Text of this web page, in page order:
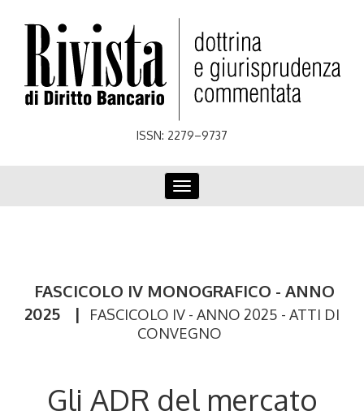
ISSN: 2279–9737
Toggle
navigation
FASCICOLO IV MONOGRAFICO - ANNO
2025
|
FASCICOLO IV - ANNO 2025 - ATTI DI
CONVEGNO
Gli ADR del mercato